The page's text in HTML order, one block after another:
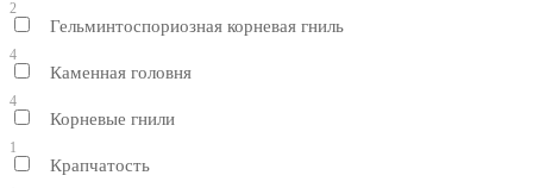
2
Гельминтоспориозная корневая гниль
4
Каменная головня
4
Корневые гнили
1
Крапчатость